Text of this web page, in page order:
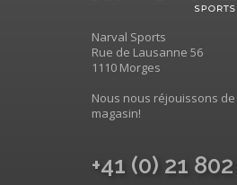
Narval Sports
Rue de Lausanne 56
1110 Morges
Nous nous réjouissons
magasin!
+41 (0) 21